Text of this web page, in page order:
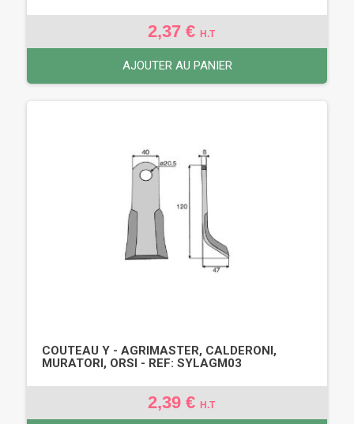
2,37 € H.T
AJOUTER AU PANIER
COUTEAU Y - AGRIMASTER, CALDERONI,
MURATORI, ORSI - REF: SYLAGM03
2,39 € H.T